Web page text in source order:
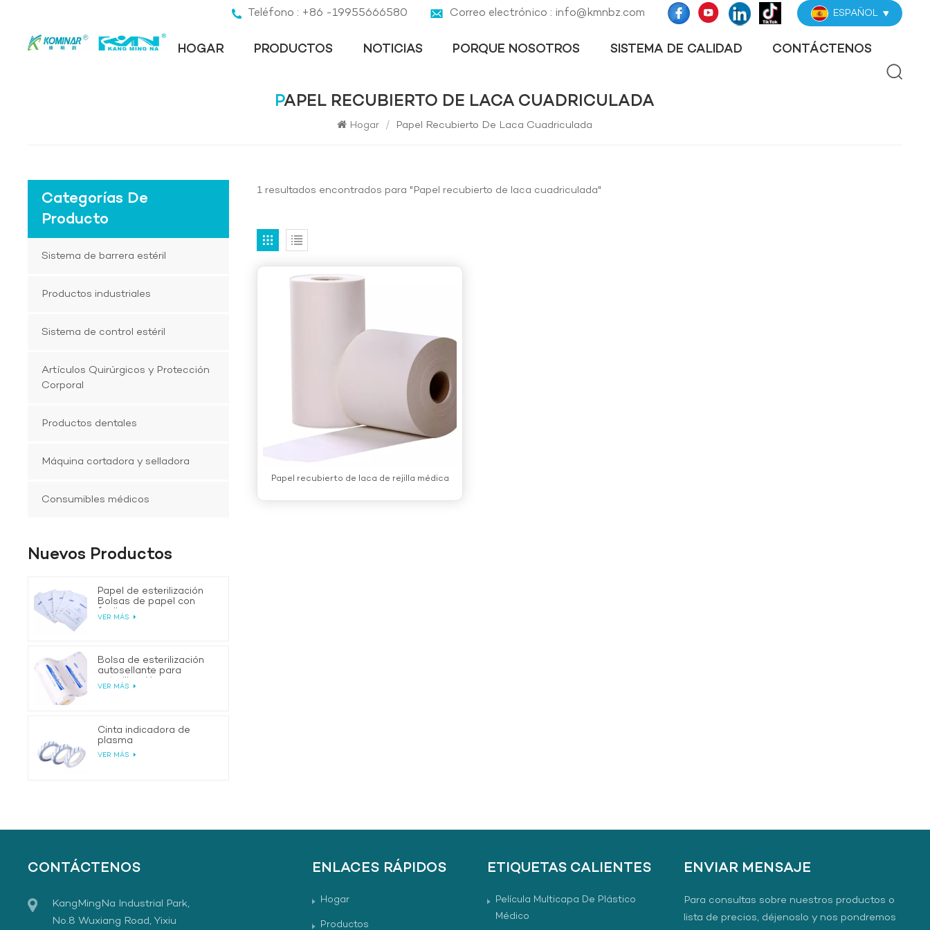
Teléfono : +86 -19955666580 Correo electrónico : info@kmnbz.com ESPAÑOL
HOGAR PRODUCTOS NOTICIAS PORQUE NOSOTROS SISTEMA DE CALIDAD CONTÁCTENOS
PAPEL RECUBIERTO DE LACA CUADRICULADA
Hogar / Papel Recubierto De Laca Cuadriculada
1 resultados encontrados para "Papel recubierto de laca cuadriculada"
Papel recubierto de laca de rejilla médica
Categorías De
Producto
Sistema de barrera estéril
Productos industriales
Sistema de control estéril
Artículos Quirúrgicos y Protección
Corporal
Productos dentales
Máquina cortadora y selladora
Consumibles médicos
Nuevos Productos
Papel de esterilización
Bolsas de papel con
fuelle
VER MÁS
Bolsa de esterilización
autosellante para
esterilización
VER MÁS
Cinta indicadora de
plasma
VER MÁS
CONTÁCTENOS
KangMingNa Industrial Park,
No.8 Wuxiang Road, Yixiu
ENLACES RÁPIDOS
Hogar
Productos
ETIQUETAS CALIENTES
Película Multicapa De Plástico
Médico
ENVIAR MENSAJE
Para consultas sobre nuestros productos o
lista de precios, déjenoslo y nos pondremos